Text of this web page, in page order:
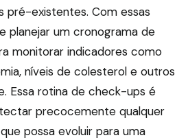
pré-existentes. Com essas
planejar um cronograma de
monitorar indicadores como
níveis de colesterol e outros
Essa rotina de check-ups é
precocemente qualquer
possa evoluir para uma